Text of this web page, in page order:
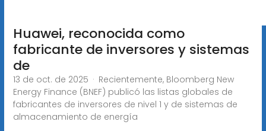
Huawei, reconocida como
fabricante de inversores y sistemas
de
13 de oct. de 2025 · Recientemente, Bloomberg New
Energy Finance (BNEF) publicó las listas globales de
fabricantes de inversores de nivel 1 y de sistemas de
almacenamiento de energía